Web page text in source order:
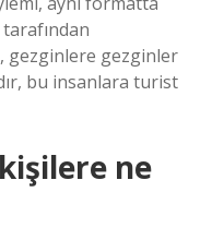
gezginlere gezginler
bu insanlara turist
ne